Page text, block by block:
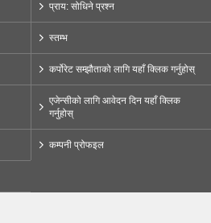
प्राय: सोधिने प्रश्न
स्तम्भ
कर्पोरेट सम्झौताको लागि यहाँ क्लिक गर्नुहोस्
एजेन्सीको लागि आवेदन दिन यहाँ क्लिक
गर्नुहोस्
कम्पनी प्रोफइल